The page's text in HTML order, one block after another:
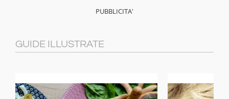
GUIDE ILLUSTRATE